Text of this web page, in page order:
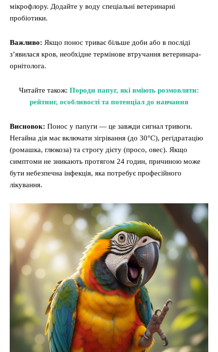
мікрофлору. Додайте у воду спеціальні ветеринарні
пробіотики.
Важливо: Якщо понос триває більше доби або в посліді
з’явилася кров, необхідне термінове втручання ветеринара-
орнітолога.
Читайте також: Породи папуг, які вміють розмовляти:
рейтинг, особливості та потенціал до навчання
Висновок: Понос у папуги — це завжди сигнал тривоги.
Негайна дія має включати зігрівання (до 30°C), регідратацію
(ромашка, глюкоза) та строгу дієту (просо, овес). Якщо
симптоми не зникають протягом 24 годин, причиною може
бути небезпечна інфекція, яка потребує професійного
лікування.